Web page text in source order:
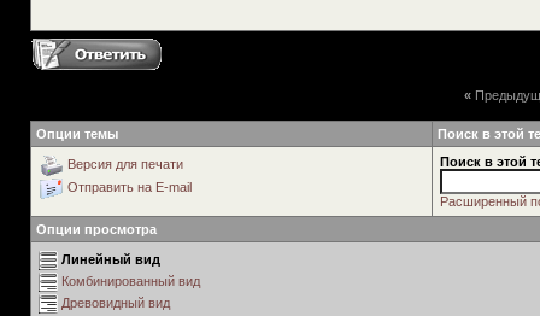
«
Опции темы Поиск в этой
Версия для печати
Отправить на E-mail
Поиск в этой
Расширенный
Опции просмотра
Линейный вид
Комбинированный вид
Древовидный вид